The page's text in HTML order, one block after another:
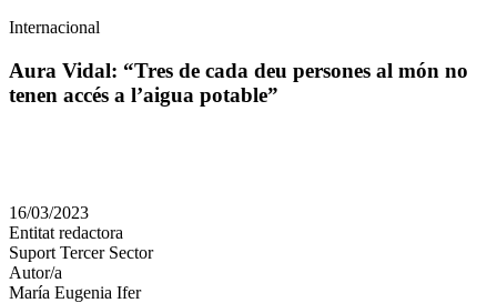
Àmbit
la
notícia
Internacional
Aura Vidal: “Tres de cada deu persones al món no
tenen accés a l’aigua potable”
en
altres
xarxes
socials
16/03/2023
Entitat redactora
Suport Tercer Sector
Autor/a
María Eugenia Ifer